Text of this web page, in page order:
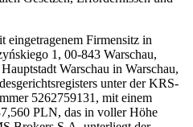
Firmensitz in
1, 00-843 Warschau,
Warschau in Warschau,
unter der KRS-
5262759131, mit einem
PLN, das in voller Höhe